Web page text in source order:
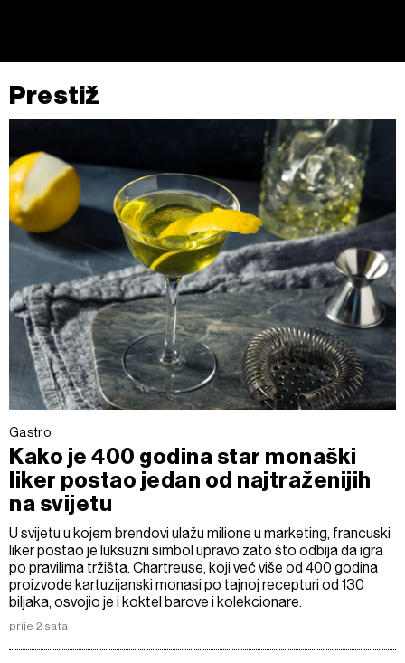
Prestiž
Gastro
Kako je 400 godina star monaški
liker postao jedan od najtraženijih
na svijetu
U svijetu u kojem brendovi ulažu milione u marketing, francuski
liker postao je luksuzni simbol upravo zato što odbija da igra
po pravilima tržišta. Chartreuse, koji već više od 400 godina
proizvode kartuzijanski monasi po tajnoj recepturi od 130
biljaka, osvojio je i koktel barove i kolekcionare.
prije 2 sata